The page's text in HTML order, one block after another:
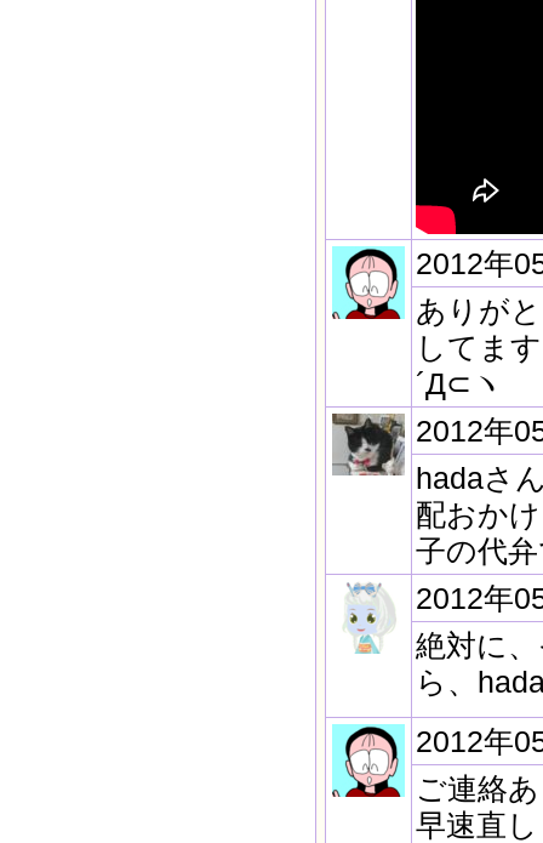
2012年
ありが
してま
´Д⊂ヽ
2012年
hadaさ
配おか
子の代
2012年
絶対に
ら、
2012年
ご連絡
早速直